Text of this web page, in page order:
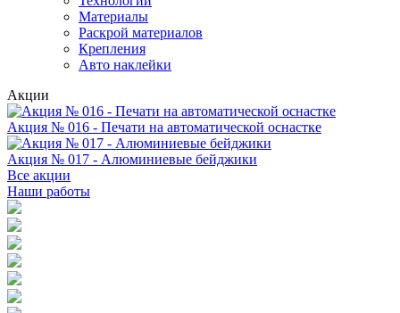
Материалы
Раскрой материалов
Крепления
Авто наклейки
Акции
Акция № 016 - Печати на автоматической оснастке
Акция № 017 - Алюминиевые бейджики
Все акции
Наши работы